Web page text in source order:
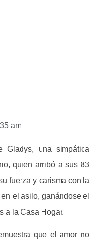
am
Gladys, una simpática
quien arribó a sus 83
fuerza y carisma con la
el asilo, ganándose el
a la Casa Hogar.
que el amor no